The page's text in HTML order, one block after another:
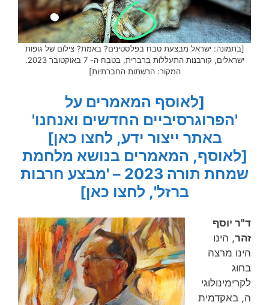
[בתמונה: ישראל מבצעת טבח בפלסטינים? באמת? צילום של גופות
ישראלים, קורבנות התעללות ברברית, בטבח ה- 7 באוקטובר 2023.
המקור: הרשתות החברתיות]
[לאוסף המאמרים על
'הפרוגרסיביים החדשים ואנחנו'
באתר ייצור ידע, לחצו כאן]
[לאוסף, המאמרים בנושא מלחמת
שמחת תורה 2023 – 'מבצע חרבות
ברזל', לחצו כאן]
ד"ר יוסף
זהר, הינו
הינו מרצה
בחוג
לקרימינולוגי
ה, באקדמית